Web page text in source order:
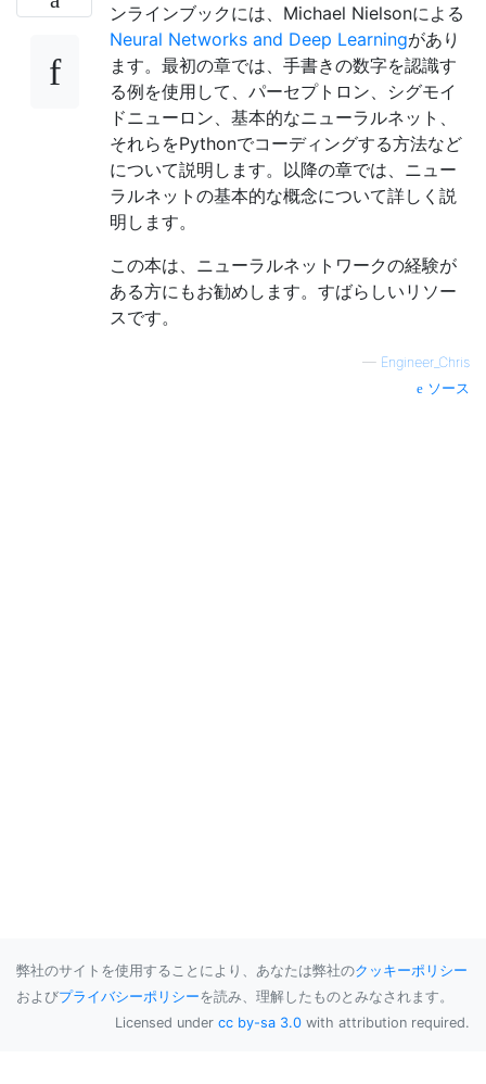
ンラインブックには、Michael Nielsonによる
Neural Networks and Deep Learningがあり
ます。最初の章では、手書きの数字を認識す
る例を使用して、パーセプトロン、シグモイ
ドニューロン、基本的なニューラルネット、
それらをPythonでコーディングする方法など
について説明します。以降の章では、ニュー
ラルネットの基本的な概念について詳しく説
明します。
この本は、ニューラルネットワークの経験が
ある方にもお勧めします。すばらしいリソー
スです。
— Engineer_Chris
ソース
弊社のサイトを使用することにより、あなたは弊社のクッキーポリシー
およびプライバシーポリシーを読み、理解したものとみなされます。
Licensed under cc by-sa 3.0 with attribution required.